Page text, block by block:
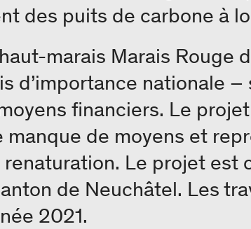
des puits de carbone à
marais Marais Rouge
d’importance nationale
financiers. Le
de moyens et
Le projet est
de Neuchâtel. Les
2021.